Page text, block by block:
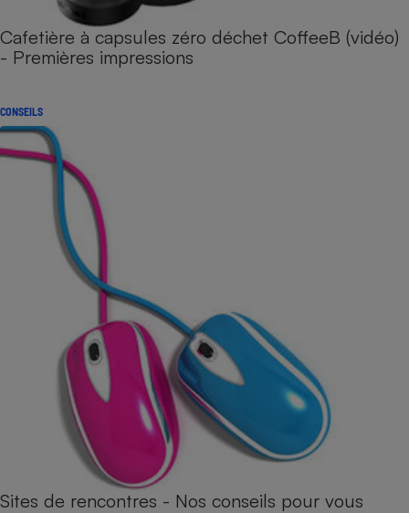
Cafetière à capsules zéro déchet CoffeeB (vidéo)
- Premières impressions
CONSEILS
Sites de rencontres - Nos conseils pour vous